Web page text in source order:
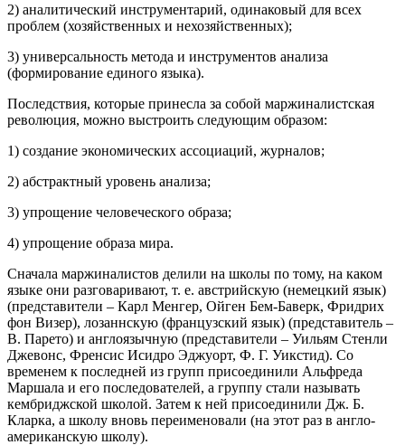
2) аналитический инструментарий, одинаковый для всех
проблем (хозяйственных и нехозяйственных);
3) универсальность метода и инструментов анализа
(формирование единого языка).
Последствия, которые принесла за собой маржиналистская
революция, можно выстроить следующим образом:
1) создание экономических ассоциаций, журналов;
2) абстрактный уровень анализа;
3) упрощение человеческого образа;
4) упрощение образа мира.
Сначала маржиналистов делили на школы по тому, на каком
языке они разговаривают, т. е. австрийскую (немецкий язык)
(представители – Карл Менгер, Ойген Бем-Баверк, Фридрих
фон Визер), лозаннскую (французский язык) (представитель –
В. Парето) и англоязычную (представители – Уильям Стенли
Джевонс, Френсис Исидро Эджуорт, Ф. Г. Уикстид). Со
временем к последней из групп присоединили Альфреда
Маршала и его последователей, а группу стали называть
кембриджской школой. Затем к ней присоединили Дж. Б.
Кларка, а школу вновь переименовали (на этот раз в англо-
американскую школу).